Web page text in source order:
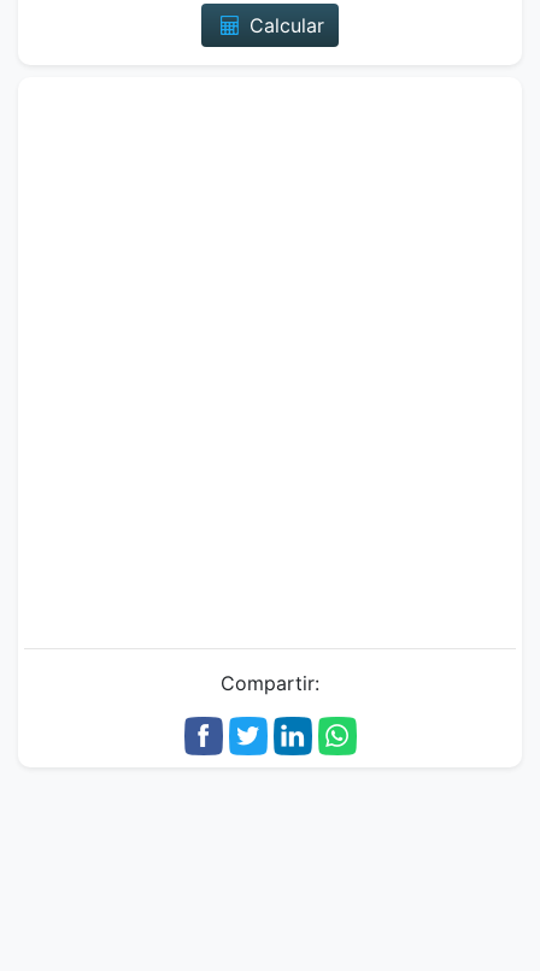
Calcular
Compartir: